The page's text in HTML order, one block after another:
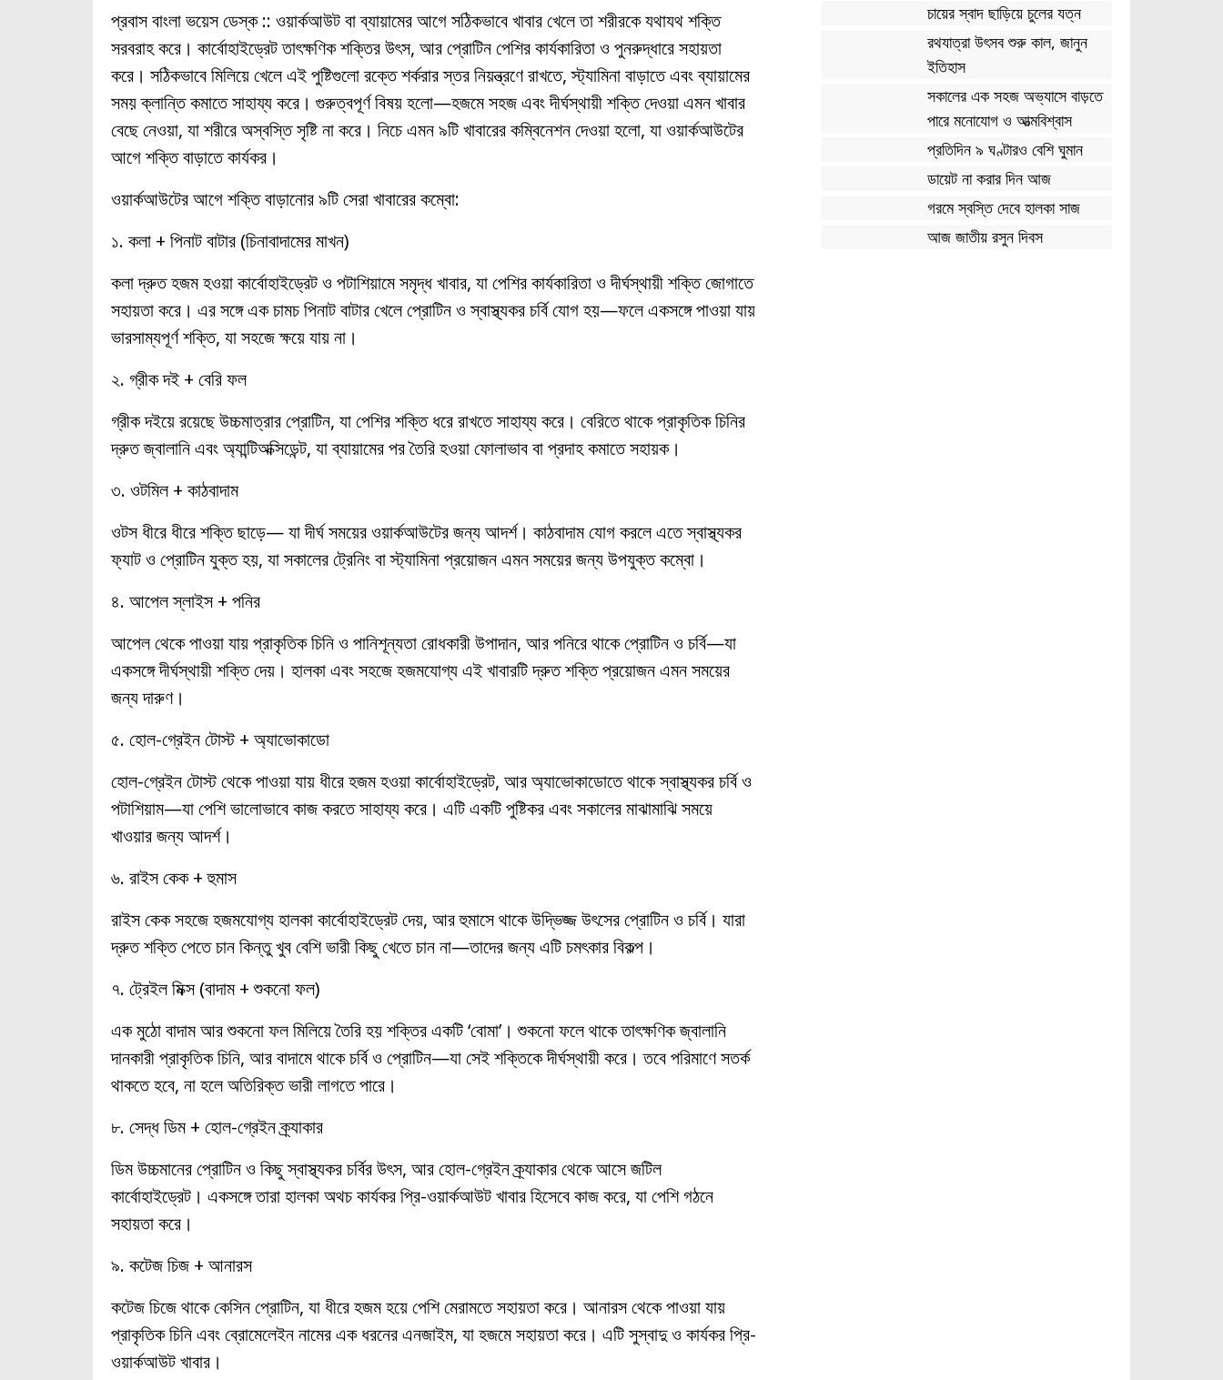
প্রবাস বাংলা ভয়েস ডেস্ক :: ওয়ার্কআউট বা ব্যায়ামের আগে সঠিকভাবে খাবার খেলে তা শরীরকে যথাযথ শক্তি
সরবরাহ করে। কার্বোহাইড্রেট তাৎক্ষণিক শক্তির উৎস, আর প্রোটিন পেশির কার্যকারিতা ও পুনরুদ্ধারে সহায়তা
করে। সঠিকভাবে মিলিয়ে খেলে এই পুষ্টিগুলো রক্তে শর্করার স্তর নিয়ন্ত্রণে রাখতে, স্ট্যামিনা বাড়াতে এবং ব্যায়ামের
সময় ক্লান্তি কমাতে সাহায্য করে। গুরুত্বপূর্ণ বিষয় হলো—হজমে সহজ এবং দীর্ঘস্থায়ী শক্তি দেওয়া এমন খাবার
বেছে নেওয়া, যা শরীরে অস্বস্তি সৃষ্টি না করে। নিচে এমন ৯টি খাবারের কম্বিনেশন দেওয়া হলো, যা ওয়ার্কআউটের
আগে শক্তি বাড়াতে কার্যকর।
ওয়ার্কআউটের আগে শক্তি বাড়ানোর ৯টি সেরা খাবারের কম্বো:
১. কলা + পিনাট বাটার (চিনাবাদামের মাখন)
কলা দ্রুত হজম হওয়া কার্বোহাইড্রেট ও পটাশিয়ামে সমৃদ্ধ খাবার, যা পেশির কার্যকারিতা ও দীর্ঘস্থায়ী শক্তি জোগাতে
সহায়তা করে। এর সঙ্গে এক চামচ পিনাট বাটার খেলে প্রোটিন ও স্বাস্থ্যকর চর্বি যোগ হয়—ফলে একসঙ্গে পাওয়া যায়
ভারসাম্যপূর্ণ শক্তি, যা সহজে ক্ষয়ে যায় না।
২. গ্রীক দই + বেরি ফল
গ্রীক দইয়ে রয়েছে উচ্চমাত্রার প্রোটিন, যা পেশির শক্তি ধরে রাখতে সাহায্য করে। বেরিতে থাকে প্রাকৃতিক চিনির
দ্রুত জ্বালানি এবং অ্যান্টিঅক্সিডেন্ট, যা ব্যায়ামের পর তৈরি হওয়া ফোলাভাব বা প্রদাহ কমাতে সহায়ক।
৩. ওটমিল + কাঠবাদাম
ওটস ধীরে ধীরে শক্তি ছাড়ে— যা দীর্ঘ সময়ের ওয়ার্কআউটের জন্য আদর্শ। কাঠবাদাম যোগ করলে এতে স্বাস্থ্যকর
ফ্যাট ও প্রোটিন যুক্ত হয়, যা সকালের ট্রেনিং বা স্ট্যামিনা প্রয়োজন এমন সময়ের জন্য উপযুক্ত কম্বো।
৪. আপেল স্লাইস + পনির
আপেল থেকে পাওয়া যায় প্রাকৃতিক চিনি ও পানিশূন্যতা রোধকারী উপাদান, আর পনিরে থাকে প্রোটিন ও চর্বি—যা
একসঙ্গে দীর্ঘস্থায়ী শক্তি দেয়। হালকা এবং সহজে হজমযোগ্য এই খাবারটি দ্রুত শক্তি প্রয়োজন এমন সময়ের
জন্য দারুণ।
৫. হোল-গ্রেইন টোস্ট + অ্যাভোকাডো
হোল-গ্রেইন টোস্ট থেকে পাওয়া যায় ধীরে হজম হওয়া কার্বোহাইড্রেট, আর অ্যাভোকাডোতে থাকে স্বাস্থ্যকর চর্বি ও
পটাশিয়াম—যা পেশি ভালোভাবে কাজ করতে সাহায্য করে। এটি একটি পুষ্টিকর এবং সকালের মাঝামাঝি সময়ে
খাওয়ার জন্য আদর্শ।
৬. রাইস কেক + হুমাস
রাইস কেক সহজে হজমযোগ্য হালকা কার্বোহাইড্রেট দেয়, আর হুমাসে থাকে উদ্ভিজ্জ উৎসের প্রোটিন ও চর্বি। যারা
দ্রুত শক্তি পেতে চান কিন্তু খুব বেশি ভারী কিছু খেতে চান না—তাদের জন্য এটি চমৎকার বিকল্প।
৭. ট্রেইল মিক্স (বাদাম + শুকনো ফল)
এক মুঠো বাদাম আর শুকনো ফল মিলিয়ে তৈরি হয় শক্তির একটি ‘বোমা’। শুকনো ফলে থাকে তাৎক্ষণিক জ্বালানি
দানকারী প্রাকৃতিক চিনি, আর বাদামে থাকে চর্বি ও প্রোটিন—যা সেই শক্তিকে দীর্ঘস্থায়ী করে। তবে পরিমাণে সতর্ক
থাকতে হবে, না হলে অতিরিক্ত ভারী লাগতে পারে।
৮. সেদ্ধ ডিম + হোল-গ্রেইন ক্র্যাকার
ডিম উচ্চমানের প্রোটিন ও কিছু স্বাস্থ্যকর চর্বির উৎস, আর হোল-গ্রেইন ক্র্যাকার থেকে আসে জটিল
কার্বোহাইড্রেট। একসঙ্গে তারা হালকা অথচ কার্যকর প্রি-ওয়ার্কআউট খাবার হিসেবে কাজ করে, যা পেশি গঠনে
সহায়তা করে।
৯. কটেজ চিজ + আনারস
কটেজ চিজে থাকে কেসিন প্রোটিন, যা ধীরে হজম হয়ে পেশি মেরামতে সহায়তা করে। আনারস থেকে পাওয়া যায়
প্রাকৃতিক চিনি এবং ব্রোমেলেইন নামের এক ধরনের এনজাইম, যা হজমে সহায়তা করে। এটি সুস্বাদু ও কার্যকর প্রি-
ওয়ার্কআউট খাবার।
চায়ের স্বাদ ছাড়িয়ে চুলের যত্ন
রথযাত্রা উৎসব শুরু কাল, জানুন
ইতিহাস
সকালের এক সহজ অভ্যাসে বাড়তে
পারে মনোযোগ ও আত্মবিশ্বাস
প্রতিদিন ৯ ঘণ্টারও বেশি ঘুমান
ডায়েট না করার দিন আজ
গরমে স্বস্তি দেবে হালকা সাজ
আজ জাতীয় রসুন দিবস